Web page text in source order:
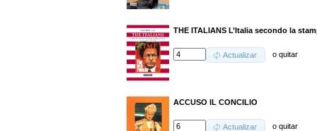
THE ITALIANS L’Italia secondo la
Actualizar oquitar
ACCUSO IL CONCILIO
Actualizar oquitar